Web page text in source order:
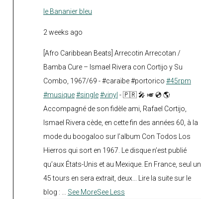
le Bananier bleu
2 weeks ago
[Afro Caribbean Beats] Arrecotin Arrecotan /
Bamba Cure – Ismael Rivera con Cortijo y Su
Combo, 1967/69 - #caraïbe #portorico #45rpm
#musique#single#vinyl - 🇵🇷 🎤 🎺 💿 🌎
Accompagné de son fidèle ami, Rafael Cortijo,
Ismael Rivera cède, en cette fin des années 60, à la
mode du boogaloo sur l’album Con Todos Los
Hierros qui sort en 1967. Le disque n’est publié
qu’aux États-Unis et au Mexique. En France, seul un
45 tours en sera extrait, deux... Lire la suite sur le
blog : ... See MoreSee Less